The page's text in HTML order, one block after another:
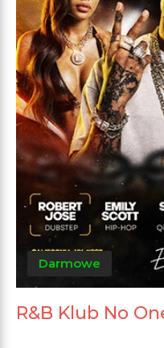
Darmowe
R&B Klub No